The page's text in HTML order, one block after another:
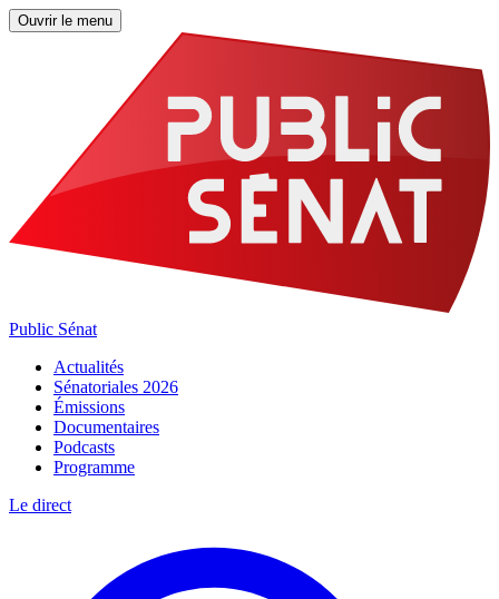
Ouvrir le menu
Public Sénat
Actualités
Sénatoriales 2026
Émissions
Documentaires
Podcasts
Programme
Le direct